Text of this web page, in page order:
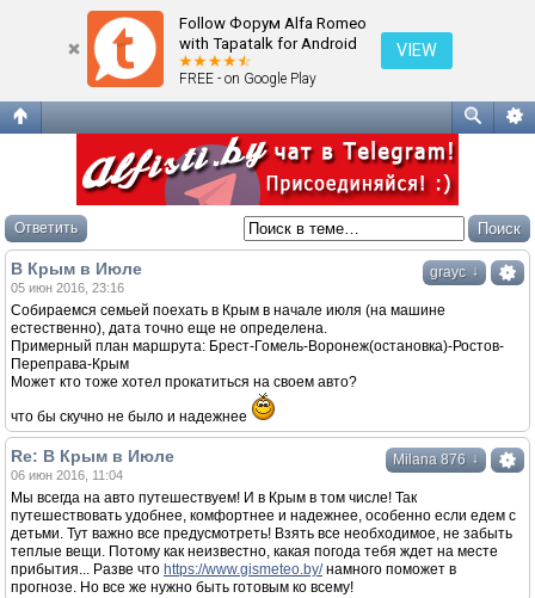
Follow Форум Alfa Romeo
with Tapatalk for Android
FREE - on Google Play
VIEW
В Крым в Июле
Ответить
grayc ↓
В Крым в Июле
05 июн 2016, 23:16
Собираемся семьей поехать в Крым в начале июля (на машине
естественно), дата точно еще не определена.
Примерный план маршрута: Брест-Гомель-Воронеж(остановка)-Ростов-
Переправа-Крым
Может кто тоже хотел прокатиться на своем авто?
что бы скучно не было и надежнее
Milana 876 ↓
Re: В Крым в Июле
06 июн 2016, 11:04
Мы всегда на авто путешествуем! И в Крым в том числе! Так
путешествовать удобнее, комфортнее и надежнее, особенно если едем с
детьми. Тут важно все предусмотреть! Взять все необходимое, не забыть
теплые вещи. Потому как неизвестно, какая погода тебя ждет на месте
прибытия... Разве что https://www.gismeteo.by/намного поможет в
прогнозе. Но все же нужно быть готовым ко всему!